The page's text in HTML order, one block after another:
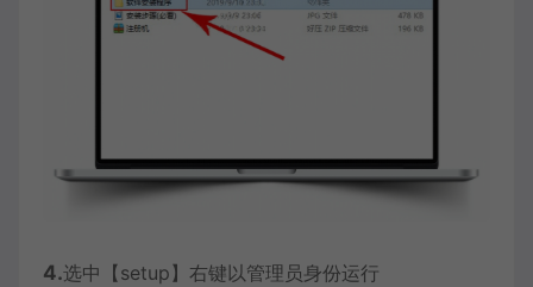
4.选中【setup】右键以管理员身份运行